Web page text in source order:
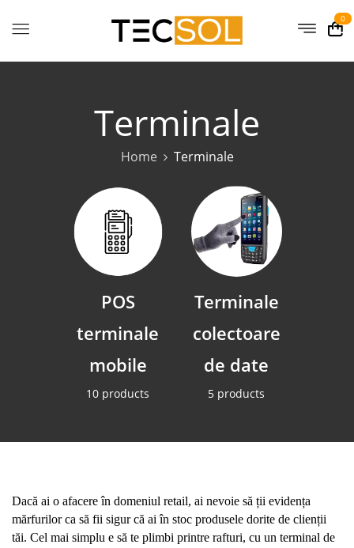
0
Terminale
Home Terminale
POS
terminale
mobile
10 products
Terminale
colectoare
de date
5 products
Dacă ai o afacere în domeniul retail, ai nevoie să ții evidența
mărfurilor ca să fii sigur că ai în stoc produsele dorite de clienții
tăi. Cel mai simplu e să te plimbi printre rafturi, cu un terminal de